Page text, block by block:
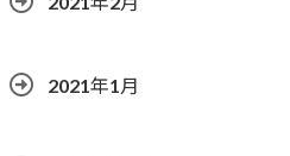
2021年1月